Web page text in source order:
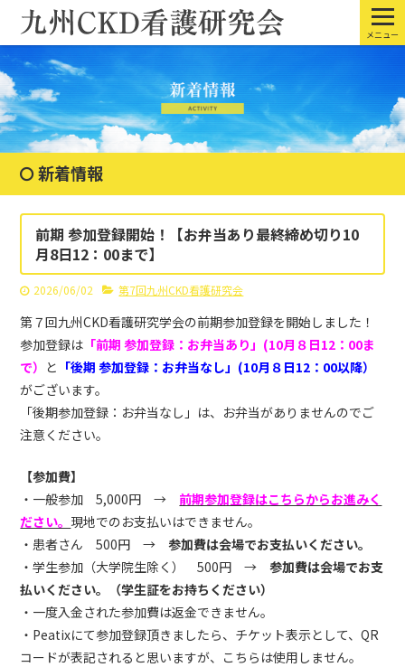
メニュー
新着情報
前期 参加登録開始！【お弁当あり最終締め切り10
月8日12：00まで】
2026/06/02 第7回九州CKD看護研究会
第７回九州CKD看護研究学会の前期参加登録を開始しました！
参加登録は 「前期 参加登録：お弁当あり」(10月８日12：00ま
で） と 「後期 参加登録：お弁当なし」(10月８日12：00以降）
がございます。
「後期参加登録：お弁当なし」は、お弁当がありませんのでご
注意ください。
【参加費】
・一般参加 5,000円 → 前期参加登録はこちらからお進みく
ださい。 現地でのお支払いはできません。
・患者さん 500円 →参加費は会場でお支払いください。
・学生参加（大学院生除く） 500円 →参加費は会場でお支
払いください。（学生証をお持ちください）
・一度入金された参加費は返金できません。
・Peatixにて参加登録頂きましたら、チケット表示として、QR
コードが表記されると思いますが、こちらは使用しません。